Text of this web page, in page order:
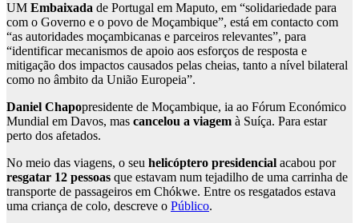
UM Embaixada de Portugal em Maputo, em “solidariedade para
com o Governo e o povo de Moçambique”, está em contacto com
“as autoridades moçambicanas e parceiros relevantes”, para
“identificar mecanismos de apoio aos esforços de resposta e
mitigação dos impactos causados ​​pelas cheias, tanto a nível bilateral
como no âmbito da União Europeia”.
Daniel Chapopresidente de Moçambique, ia ao Fórum Económico
Mundial em Davos, mas cancelou a viagem à Suíça. Para estar
perto dos afetados.
No meio das viagens, o seu helicóptero presidencial acabou por
resgatar 12 pessoas que estavam num tejadilho de uma carrinha de
transporte de passageiros em Chókwe. Entre os resgatados estava
uma criança de colo, descreve o Público.